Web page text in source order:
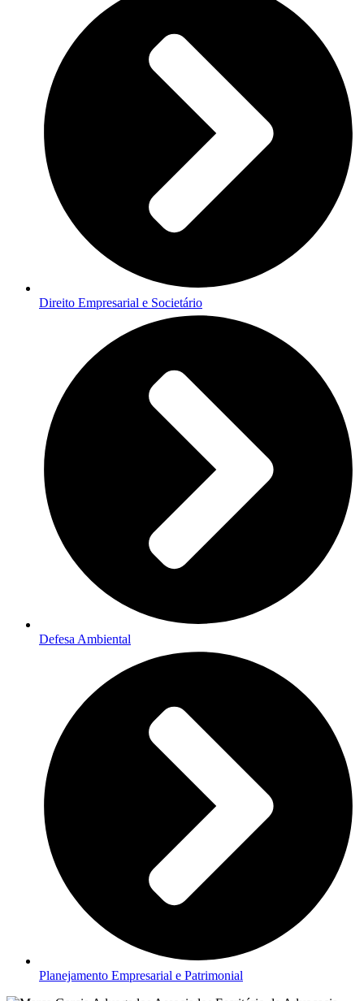
Direito Empresarial e Societário
Defesa Ambiental
Planejamento Empresarial e Patrimonial